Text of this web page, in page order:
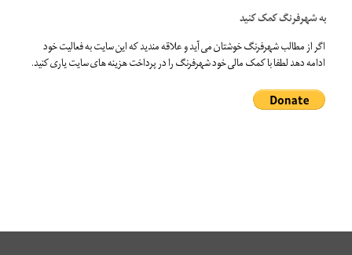
به شهرفرنگ کمک کنید
اگر از مطالب شهرفرنگ خوشتان می آید و علاقه مندید که این سایت به فعالیت خود
ادامه دهد لطفا با کمک مالی خود شهرفرنگ را در پرداخت هزینه های سایت یاری کنید.